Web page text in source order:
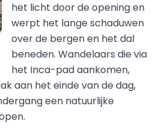
het licht door de opening en
werpt het lange schaduwen
over de bergen en het dal
beneden. Wandelaars die via
het Inca-pad aankomen,
aan het einde van de dag,
een natuurlijke